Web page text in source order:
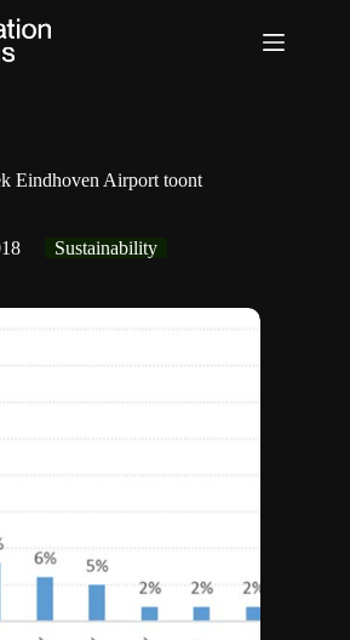
Eindhoven Airport toont
Sustainability